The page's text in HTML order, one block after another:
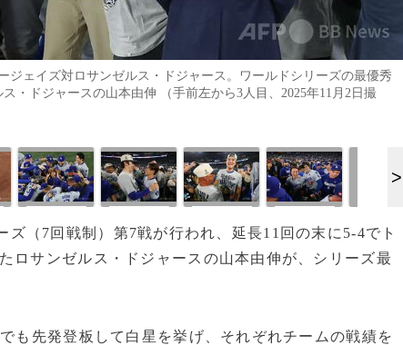
ジェイズ対ロサンゼルス・ドジャース。ワールドシリーズの最優秀
・ドジャースの山本由伸 （手前左から3人目、2025年11月2日撮
ズ（7回戦制）第7戦が行われ、延長11回の末に5-4でト
ロサンゼルス・ドジャースの山本由伸が、シリーズ最
も先発登板して白星を挙げ、それぞれチームの戦績を